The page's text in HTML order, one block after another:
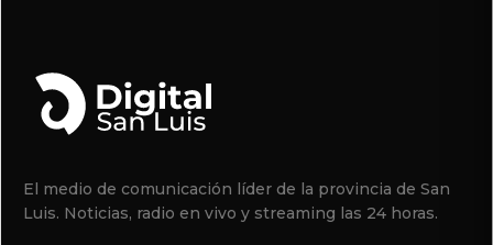
El medio de comunicación líder de la provincia de San
Luis. Noticias, radio en vivo y streaming las 24 horas.